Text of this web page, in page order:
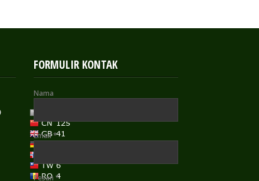
FORMULIR KONTAK
Nama
Email*
Pesan *